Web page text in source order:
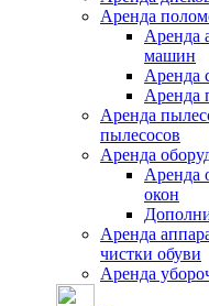
Аренда
Аренда
машин
Аренда
Аренда
Аренда
пылесосов
Аренда
Аренда
окон
Аренда
чистки обуви
Аренда